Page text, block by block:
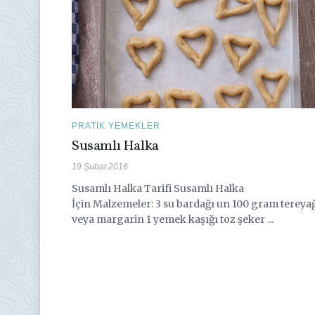
PRATIK YEMEKLER
Susamlı Halka
19 Şubat 2016
Susamlı Halka Tarifi Susamlı Halka
İçin Malzemeler: 3 su bardağı un 100 gram
veya margarin 1 yemek kaşığı toz şeker ...